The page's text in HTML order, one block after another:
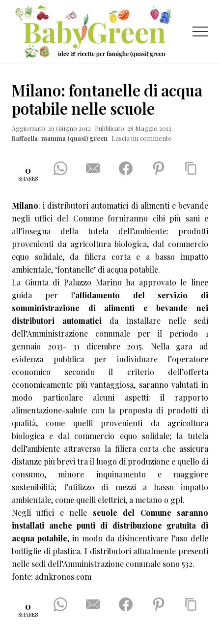
Menu
Passa
contenuto
principale
Passa
laterale
primaria
Passa
ricette
per
famiglie
Menu
Milano: fontanelle di acqua
potabile nelle scuole
Aggiornato: 29 Giugno 2012 Pubblicato: 28 Maggio 2012
Raffaella-mamma (quasi) green Lascia un commento
0
SHARES
Milano: i distributori automatici di alimenti e bevande
negli uffici del Comune forniranno cibi più sani e
all’insegna della tutela dell’ambiente: prodotti
provenienti da agricoltura biologica, dal commercio
equo solidale, da filiera corta e a basso impatto
ambientale, ‘fontanelle’ di acqua potabile.
La Giunta di Palazzo Marino ha approvato le linee
guida per l’affidamento del servizio di
somministrazione di alimenti e bevande nei
distributori automatici da installare nelle sedi
dell’Amministrazione comunale per il periodo 1
gennaio 2013- 31 dicembre 2015. Nella gara ad
evidenza pubblica per individuare l’operatore
economico secondo il criterio dell’offerta
economicamente più vantaggiosa, saranno valutati in
modo particolare alcuni aspetti: il rapporto
alimentazione-salute con la proposta di prodotti di
qualità, come quelli provenienti da agricoltura
biologica e dal commercio equo solidale; la tutela
dell’ambiente attraverso la filiera corta che assicura
distanze più brevi tra il luogo di produzione e quello di
consumo, minore inquinamento e maggiore
sostenibilità; l’utilizzo di mezzi a basso impatto
ambientale, come quelli elettrici, a metano o gpl.
Negli uffici e nelle scuole del Comune saranno
installati anche punti di distribuzione gratuita di
acqua potabile, in modo da disincentivare l’uso delle
bottiglie di plastica. I distributori attualmente presenti
nelle sedi dell’Amministrazione comunale sono 532.
fonte: adnkronos.com
0
SHARES